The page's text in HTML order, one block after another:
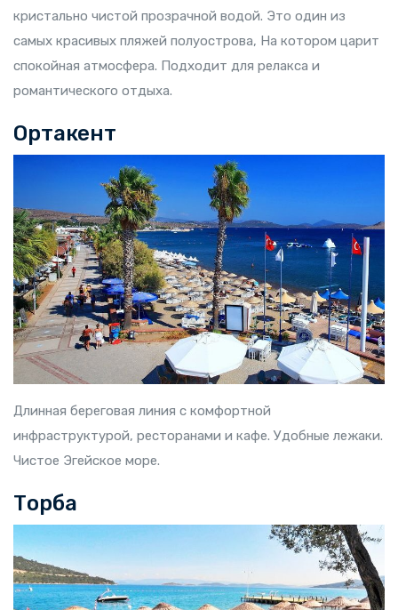
кристально чистой прозрачной водой. Это один из
самых красивых пляжей полуострова, На котором царит
спокойная атмосфера. Подходит для релакса и
романтического отдыха.
Ортакент
Длинная береговая линия с комфортной
инфраструктурой, ресторанами и кафе. Удобные лежаки.
Чистое Эгейское море.
Торба